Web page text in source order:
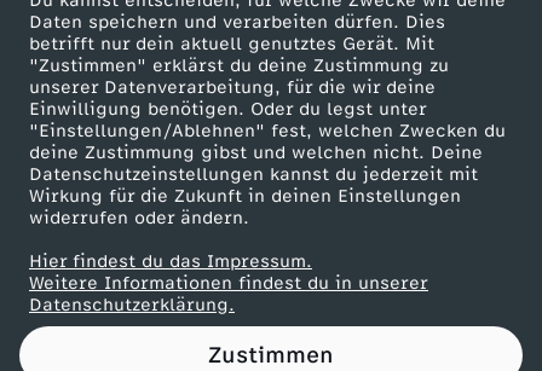
Daten speichern und verarbeiten dürfen. Dies
betrifft nur dein aktuell genutztes Gerät. Mit
"Zustimmen" erklärst du deine Zustimmung zu
unserer Datenverarbeitung, für die wir deine
Einwilligung benötigen. Oder du legst unter
"Einstellungen/Ablehnen" fest, welchen Zwecken du
deine Zustimmung gibst und welchen nicht. Deine
Datenschutzeinstellungen kannst du jederzeit mit
Wirkung für die Zukunft in deinen Einstellungen
widerrufen oder ändern.
Hier findest du das Impressum.
Weitere Informationen findest du in unserer
Datenschutzerklärung.
Zustimmen
U
d
e
n
S
o
ZDF goes Schule
Werbefernsehen
Mainzelmännchen
Partner